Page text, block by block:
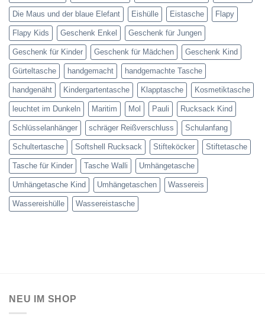
Die Maus und der blaue Elefant Eishülle Eistasche Flapy
Flapy Kids Geschenk Enkel Geschenk für Jungen
Geschenk für Kinder Geschenk für Mädchen Geschenk Kind
Gürteltasche handgemacht handgemachte Tasche
handgenäht Kindergartentasche Klapptasche Kosmetiktasche
leuchtet im Dunkeln Maritim Mol Pauli Rucksack Kind
Schlüsselanhänger schräger Reißverschluss Schulanfang
Schultertasche Softshell Rucksack Stifteköcker Stiftetasche
Tasche für Kinder Tasche Walli Umhängetasche
Umhängetasche Kind Umhängetaschen Wassereis
Wassereishülle Wassereistasche
NEU IM SHOP